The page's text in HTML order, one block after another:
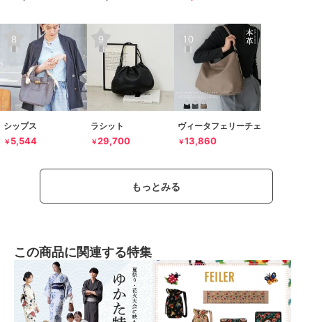
シップス
￥ 5,544
ラシット
￥29,700
ヴィータフェリーチェ
￥13,860
もっとみる
この商品に関連する特集